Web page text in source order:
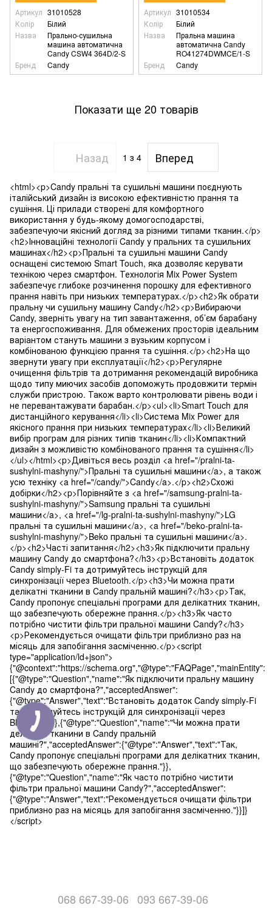
Артикул 31010528
Колір
Білий
Назва
Прально-сушильна
машина автоматична
Candy CSW4 364D/2-S
Бренд
Candy
Артикул 31010534
Колір
Білий
Назва
Пральна машина
автоматична Candy
RO41274DWMCE/1-S
Бренд
Candy
Показати ще 20 товарів
Назад 1 з 4 Вперед
<html><p>Candy пральні та сушильні машини поєднують
італійський дизайн із високою ефективністю прання та
сушіння. Ці прилади створені для комфортного
використання у будь-якому домогосподарстві,
забезпечуючи якісний догляд за різними типами тканин.</p>
<h2>Інноваційні технології Candy у пральних та сушильних
машинах</h2><p>Пральні та сушильні машини Candy
оснащені системою Smart Touch, яка дозволяє керувати
технікою через смартфон. Технологія Mix Power System
забезпечує глибоке розчинення порошку для ефективного
прання навіть при низьких температурах.</p><h2>Як обрати
пральну чи сушильну машину Candy</h2><p>Вибираючи
Candy, зверніть увагу на тип завантаження, об’єм барабану
та енергоспоживання. Для обмежених просторів ідеальним
варіантом стануть машини з вузьким корпусом і
комбінованою функцією прання та сушіння.</p><h2>На що
звернути увагу при експлуатації</h2><p>Регулярне
очищення фільтрів та дотримання рекомендацій виробника
щодо типу миючих засобів допоможуть продовжити термін
служби пристрою. Також варто контролювати рівень води і
не перевантажувати барабан.</p><ul><li>Smart Touch для
дистанційного керування</li><li>Система Mix Power для
якісного прання при низьких температурах</li><li>Великий
вибір програм для різних типів тканин</li><li>Компактний
дизайн з можливістю комбінованого прання та сушіння</li>
</ul></html><p>Дивіться весь розділ <a href="/pralni-ta-
sushylni-mashyny/">Пральні та сушильні машини</a>, а також
усю техніку <a href="/candy/">Candy</a>.</p><h2>Схожі
добірки</h2><p>Порівняйте з <a href="/samsung-pralni-ta-
sushylni-mashyny/">Samsung пральні та сушильні
машини</a>, <a href="/lg-pralni-ta-sushylni-mashyny/">LG
пральні та сушильні машини</a>, <a href="/beko-pralni-ta-
sushylni-mashyny/">Beko пральні та сушильні машини</a>.
</p><h2>Часті запитання</h2><h3>Як підключити пральну
машину Candy до смартфона?</h3><p>Встановіть додаток
Candy simply-Fi та дотримуйтесь інструкцій для
синхронізації через Bluetooth.</p><h3>Чи можна прати
делікатні тканини в Candy пральній машині?</h3><p>Так,
Candy пропонує спеціальні програми для делікатних тканин,
що забезпечують обережне прання.</p><h3>Як часто
потрібно чистити фільтри пральної машини Candy?</h3>
<p>Рекомендується очищати фільтри приблизно раз на
місяць для запобігання засміченню.</p><script
type="application/ld+json">
{"@context":"https://schema.org","@type":"FAQPage","mainEntity":
[{"@type":"Question","name":"Як підключити пральну машину
Candy до смартфона?","acceptedAnswer":
{"@type":"Answer","text":"Встановіть додаток Candy simply-Fi
та дотримуйтесь інструкцій для синхронізації через
Bluetooth."}},{"@type":"Question","name":"Чи можна прати
делікатні тканини в Candy пральній
машині?","acceptedAnswer":{"@type":"Answer","text":"Так,
Candy пропонує спеціальні програми для делікатних тканин,
що забезпечують обережне прання."}},
{"@type":"Question","name":"Як часто потрібно чистити
фільтри пральної машини Candy?","acceptedAnswer":
{"@type":"Answer","text":"Рекомендується очищати фільтри
приблизно раз на місяць для запобігання засміченню."}}]}
</script>
068 667-39-06 093 667-39-06